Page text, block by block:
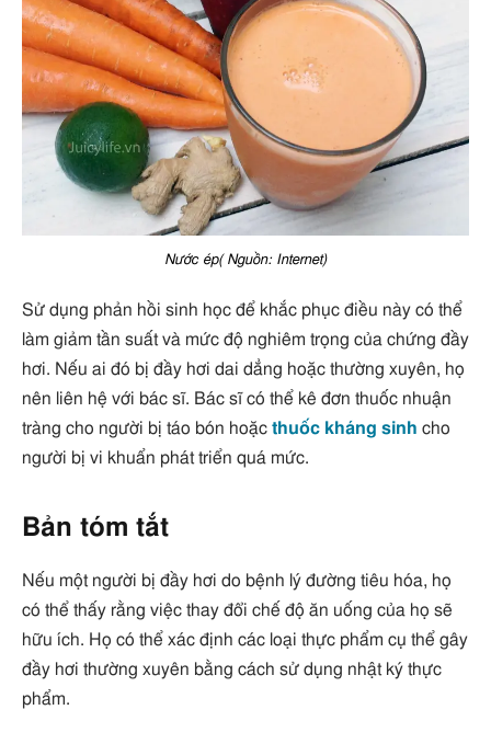
Nước ép( Nguồn: Internet)
Sử dụng phản hồi sinh học để khắc phục điều này có thể
làm giảm tần suất và mức độ nghiêm trọng của chứng đầy
hơi. Nếu ai đó bị đầy hơi dai dẳng hoặc thường xuyên, họ
nên liên hệ với bác sĩ. Bác sĩ có thể kê đơn thuốc nhuận
tràng cho người bị táo bón hoặc thuốc kháng sinh cho
người bị vi khuẩn phát triển quá mức.
Bản tóm tắt
Nếu một người bị đầy hơi do bệnh lý đường tiêu hóa, họ
có thể thấy rằng việc thay đổi chế độ ăn uống của họ sẽ
hữu ích. Họ có thể xác định các loại thực phẩm cụ thể gây
đầy hơi thường xuyên bằng cách sử dụng nhật ký thực
phẩm.